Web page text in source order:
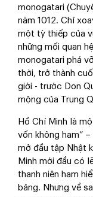
monogatari
năm 1012. Chỉ
một tỳ thiếp của
những mối quan
monogatari phá
thời, trở thành
giới - trước Don
mộng của Trung
Hồ Chí Minh là
vốn không ham”
mở đầu tập Nhật
Minh mới đầu có
thanh niên ham
bảng. Nhưng về